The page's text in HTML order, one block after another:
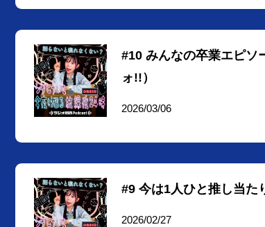
#10 みんなの卒業エピソ
ォ!!）
2026/03/06
#9 今は1人ひと推し当た
2026/02/27